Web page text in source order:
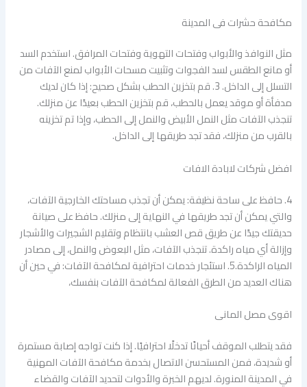
مكافحة حشرات فى المدينة
مثل النوافذ والأبواب وفتحات التهوية وفتحات المرافق. استخدم السد
أو مانع الطقس لسد الفجوات وتثبيت مسحات الأبواب لمنع الآفات من
التسلل إلى الداخل. 3. قم بتخزين الحطب بشكل صحيح: إذا كان لديك
مدفأة أو موقد يعمل بالحطب، قم بتخزين الحطب بعيدًا عن منزلك.
تنجذب الآفات مثل النمل الأبيض والنمل إلى الحطب، وإذا تم تخزينه
بالقرب من منزلك، فقد تجد طريقها إلى الداخل.
افضل شركات لابادة الافات
4. حافظ على ساحة نظيفة: يمكن أن تجذب مساحتك الخارجية الآفات،
والتي يمكن أن تجد طريقها في النهاية إلى منزلك. حافظ على صيانة
حديقتك جيدًا عن طريق قص العشب بانتظام وتقليم الشجيرات والأشجار
وإزالة أي مياه راكدة. تنجذب الآفات، مثل البعوض والنمل، إلى مصادر
المياه الراكدة.5. استئجار خدمات احترافية لمكافحة الآفات: في حين أن
هناك العديد من الطرق الفعالة لمكافحة الآفات بنفسك،
اقوى مصل المانى
فقد يتطلب الموقف أحيانًا تدخلًا احترافيًا. إذا كنت تواجه إصابة مستمرة
أو شديدة، فمن المستحسن الاتصال بخدمة مكافحة الآفات المهنية
في المدينة المنورة. لديهم الخبرة والأدوات لتحديد الآفات والقضاء